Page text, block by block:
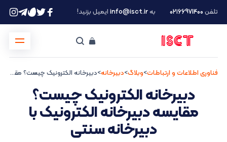
تلفن ۰۲۱66971400 بهinfo@isct.irایمیل بزنید!
فناوری اطلاعات و ارتباطات>وبلاگ>دبیرخانه> دبیرخانه الکترونیک چیست؟ مقایسه دبیرخانه الکترونیک با دبیرخانه سنتی
دبیرخانه الکترونیک چیست؟
مقایسه دبیرخانه الکترونیک با
دبیرخانه سنتی